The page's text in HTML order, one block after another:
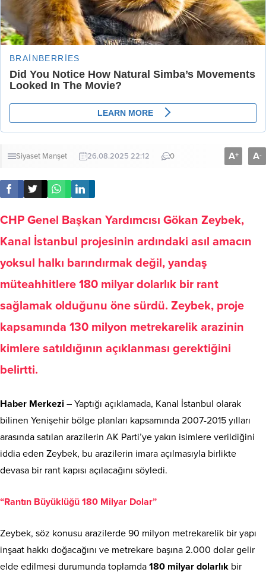
Siyaset Manşet 26.08.2025 22:12 0 A+ A-
CHP Genel Başkan Yardımcısı Gökan Zeybek,
Kanal İstanbul projesinin ardındaki asıl amacın
yoksul halkı barındırmak değil, yandaş
müteahhitlere 180 milyar dolarlık bir rant
sağlamak olduğunu öne sürdü. Zeybek, proje
kapsamında 130 milyon metrekarelik arazinin
kimlere satıldığının açıklanması gerektiğini
belirtti.
Haber Merkezi – Yaptığı açıklamada, Kanal İstanbul olarak
bilinen Yenişehir bölge planları kapsamında 2007-2015 yılları
arasında satılan arazilerin AK Parti’ye yakın isimlere verildiğini
iddia eden Zeybek, bu arazilerin imara açılmasıyla birlikte
devasa bir rant kapısı açılacağını söyledi.
“Rantın Büyüklüğü 180 Milyar Dolar”
Zeybek, söz konusu arazilerde 90 milyon metrekarelik bir yapı
inşaat hakkı doğacağını ve metrekare başına 2.000 dolar gelir
elde edilmesi durumunda toplamda 180 milyar dolarlık bir